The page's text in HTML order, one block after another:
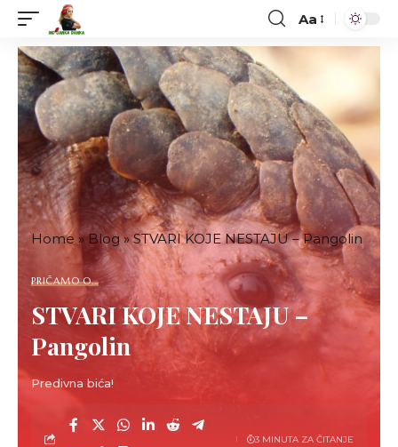
Font
Resizer
Aa
Home »Blog»STVARI KOJE NESTAJU – Pangolin
PRIČAMO O...
STVARI KOJE NESTAJU –
Pangolin
Predivna bića!
3 MINUTA ZA ČITANJE